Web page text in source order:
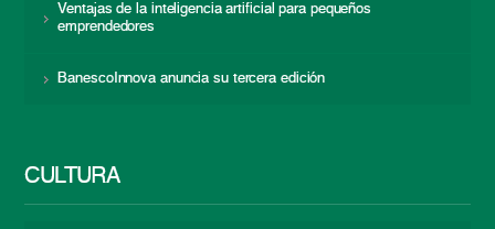
Ventajas de la inteligencia artificial para pequeños
emprendedores
BanescoInnova anuncia su tercera edición
CULTURA